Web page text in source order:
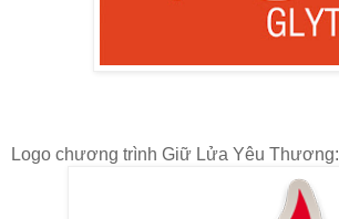
Logo chương trình Giữ Lửa Yêu Thương: